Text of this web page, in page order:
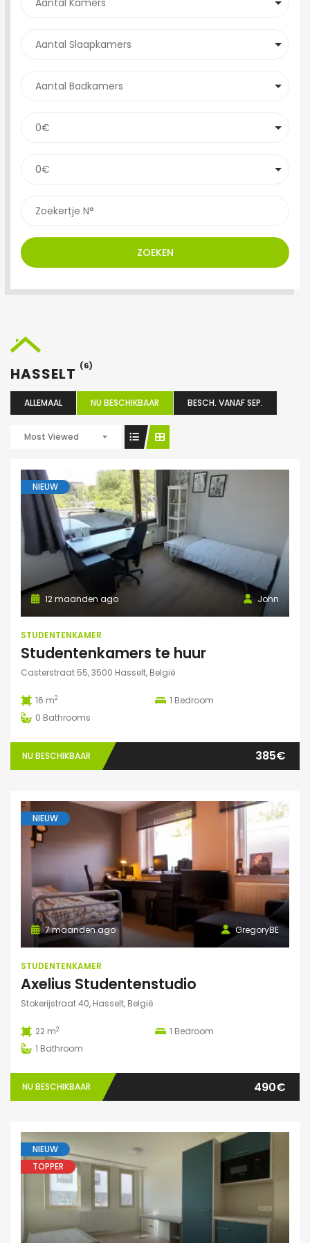
ZOEKEN
HASSELT (6)
ALLEMAAL NU BESCHIKBAAR BESCH. VANAF SEP.
Most Viewed
NIEUW
John
12 maanden ago
STUDENTENKAMER
Studentenkamers te huur
Casterstraat 55, 3500 Hasselt, België
16 m2 1 Bedroom
0 Bathrooms
NU BESCHIKBAAR 385€
NIEUW
GregoryBE
7 maanden ago
STUDENTENKAMER
Axelius Studentenstudio
Stokerijstraat 40, Hasselt, België
22 m2 1 Bedroom
1 Bathroom
NU BESCHIKBAAR 490€
NIEUW
TOPPER